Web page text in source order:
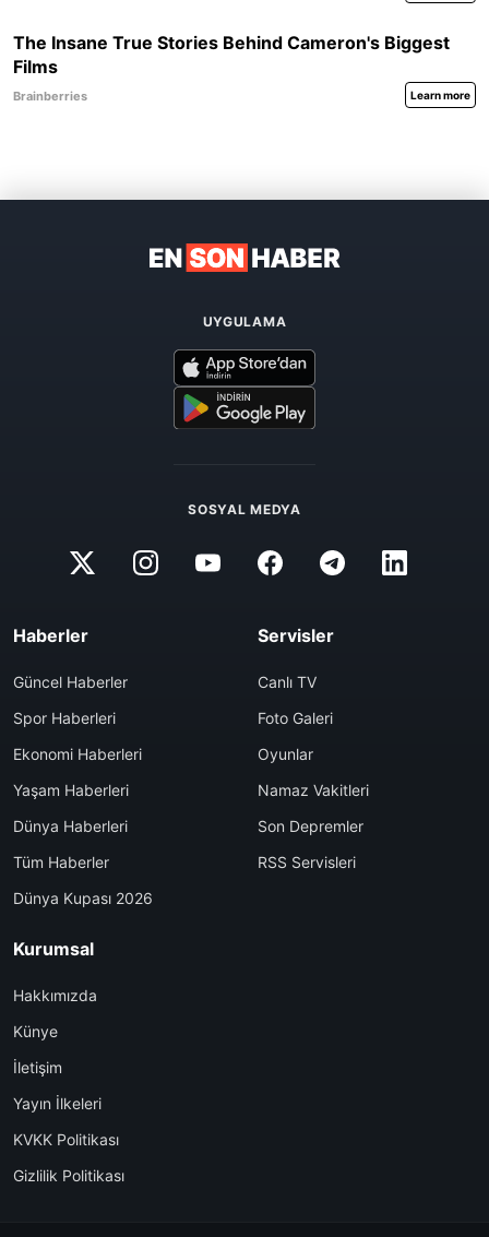
UYGULAMA
SOSYAL MEDYA
Haberler
Güncel Haberler
Spor Haberleri
Ekonomi Haberleri
Yaşam Haberleri
Dünya Haberleri
Tüm Haberler
Dünya Kupası 2026
Servisler
Canlı TV
Foto Galeri
Oyunlar
Namaz Vakitleri
Son Depremler
RSS Servisleri
Kurumsal
Hakkımızda
Künye
İletişim
Yayın İlkeleri
KVKK Politikası
Gizlilik Politikası